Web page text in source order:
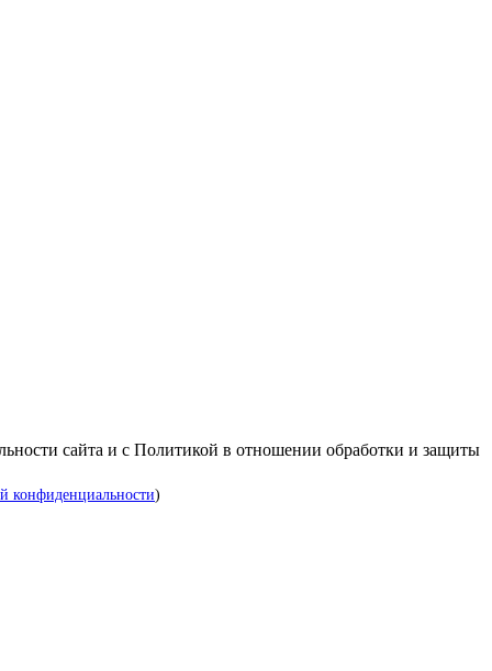
сайта и с Политикой в отношении обработки и защиты
конфиденциальности)